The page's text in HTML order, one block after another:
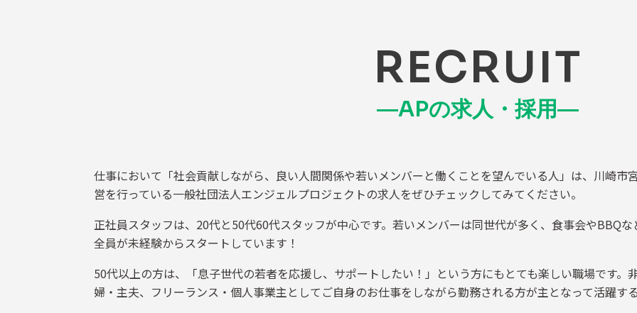
RECRUIT
―APの求人・採用―
仕事において「社会貢献しながら、良い人間関係や若いメンバーと働くことを望んでいる人」は、川崎市
営を行っている一般社団法人エンジェルプロジェクトの求人をぜひチェックしてみてください。
正社員スタッフは、20代と50代60代スタッフが中心です。若いメンバーは同世代が多く、食事会やBBQ
全員が未経験からスタートしています！
50代以上の方は、「息子世代の若者を応援し、サポートしたい！」という方にもとても楽しい職場です。
婦・主夫、フリーランス・個人事業主としてご自身のお仕事をしながら勤務される方が主となって活躍す